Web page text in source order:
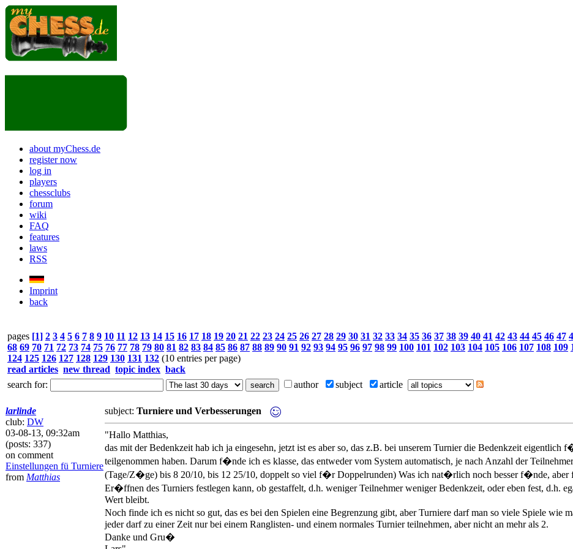
about myChess.de
register now
log in
players
chessclubs
forum
wiki
FAQ
features
laws
RSS
Imprint
back
pages [1] 2 3 4 5 6 7 8 9 10 11 12 13 14 15 16 17 18 19 20 21 22 23 24 25 26 27 28 29 30 31 32 33 34 35 36 37 38 39 40 41 42 43 44 45 46 47
68 69 70 71 72 73 74 75 76 77 78 79 80 81 82 83 84 85 86 87 88 89 90 91 92 93 94 95 96 97 98 99 100 101 102 103 104 105 106 107 108 109
124 125 126 127 128 129 130 131 132 (10 entries per page)
read articles new thread topic index back
search for:
author subject article
larlinde
club: DW
03-08-13, 09:32am
(posts: 337)
on comment
Einstellungen fü Turniere
from Matthias
subject: Turniere und Verbesserungen
"Hallo Matthias,
das mit der Bedenkzeit hab ich ja eingesehn, jetzt ist es aber so, das z.B. bei unserem Turnier die Bedenkzeit eigentlich
teilgenommen haben. Darum f�nde ich es klasse, das entweder vom System automatisch, je nach Anzahl der
(Tage/Z�ge) bis 8 20/10, bis 12 25/10, doppelt so viel f�r Doppelrunden) Was ich nat�rlich noch besser f�nde,
Er�ffnen des Turniers festlegen kann, ob gestaffelt, d.h. weniger Teilnehmer weniger Bedenkzeit, oder eben fest, d.h.
Wert bleibt.
Noch finde ich es nicht so gut, das es bei den Spielen eine Begrenzung gibt, aber Turniere darf man so viele Spiele
jeder darf zu einer Zeit nur bei einem Ranglisten- und einem normales Turnier teilnehmen, aber nicht an mehr als 2.
Danke und Gru�